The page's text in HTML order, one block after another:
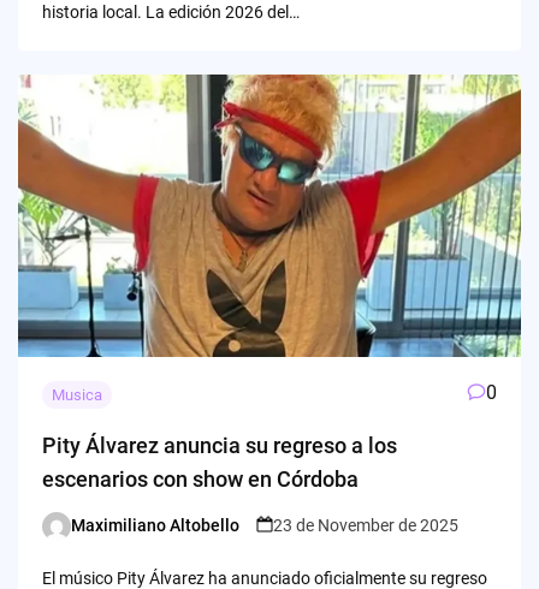
historia local. La edición 2026 del…
Musica 0
Pity Álvarez anuncia su regreso a los
escenarios con show en Córdoba
Posted
Maximiliano Altobello 23 de November de 2025
El músico Pity Álvarez ha anunciado oficialmente su regreso